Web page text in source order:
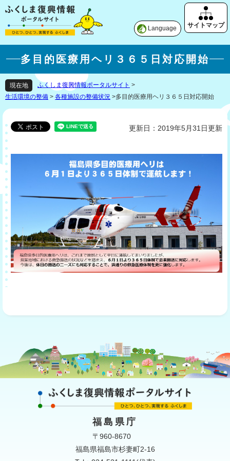
Language
多目的医療用ヘリ３６５日対応開始
現在地 ふくしま復興情報ポータルサイト >
生活環境の整備 > 各種施設の整備状況 >多目的医療用ヘリ３６５日対応開始
更新日：2019年5月31日更新
福島県庁
〒960-8670
福島県福島市杉妻町2-16